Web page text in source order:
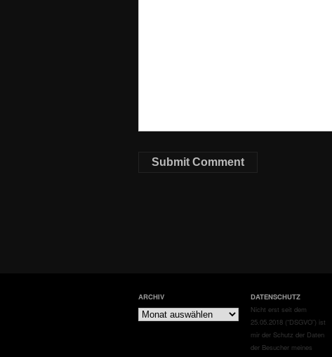
ARCHIV
Archiv
DATENSCHUTZ
Nicht erst seit dem
25.05.2018 (“DSGVO”) ist
mir der Schutz der Daten
der Besucher meines